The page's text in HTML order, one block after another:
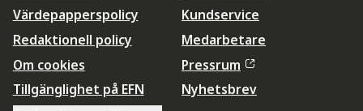
Värdepapperspolicy
Redaktionell policy
Om cookies
Tillgänglighet på EFN
Kundservice
Medarbetare
Pressrum
Nyhetsbrev